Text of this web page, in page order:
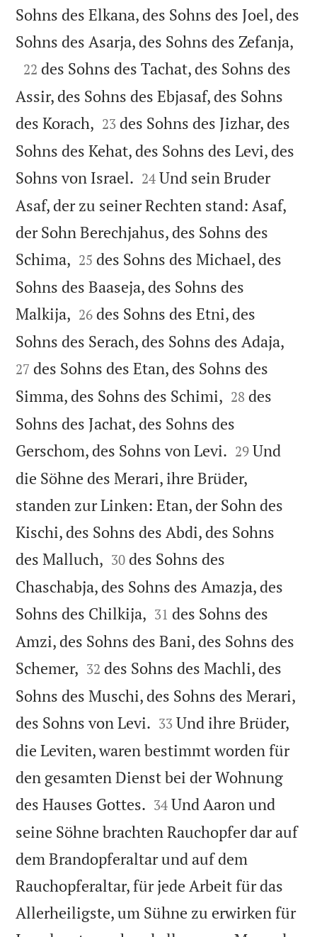
Sohns des Elkana, des Sohns des Joel, des
Sohns des Asarja, des Sohns des Zefanja,

22 des Sohns des Tachat, des Sohns des
Assir, des Sohns des Ebjasaf, des Sohns
des Korach, 

23 des Sohns des Jizhar, des
Sohns des Kehat, des Sohns des Levi, des
Sohns von Israel. 

24 Und sein Bruder
Asaf, der zu seiner Rechten stand: Asaf,
der Sohn Berechjahus, des Sohns des
Schima, 

25 des Sohns des Michael, des
Sohns des Baaseja, des Sohns des
Malkija, 

26 des Sohns des Etni, des
Sohns des Serach, des Sohns des Adaja,
27 des Sohns des Etan, des Sohns des
Simma, des Sohns des Schimi, 

28 des
Sohns des Jachat, des Sohns des
Gerschom, des Sohns von Levi. 

29 Und
die Söhne des Merari, ihre Brüder,
standen zur Linken: Etan, der Sohn des
Kischi, des Sohns des Abdi, des Sohns
des Malluch, 

30 des Sohns des
Chaschabja, des Sohns des Amazja, des
Sohns des Chilkija, 

31 des Sohns des
Amzi, des Sohns des Bani, des Sohns des
Schemer, 

32 des Sohns des Machli, des
Sohns des Muschi, des Sohns des Merari,
des Sohns von Levi. 

33 Und ihre Brüder,
die Leviten, waren bestimmt worden für
den gesamten Dienst bei der Wohnung
des Hauses Gottes. 

34 Und Aaron und
seine Söhne brachten Rauchopfer dar auf
dem Brandopferaltar und auf dem
Rauchopferaltar, für jede Arbeit für das
Allerheiligste, um Sühne zu erwirken für